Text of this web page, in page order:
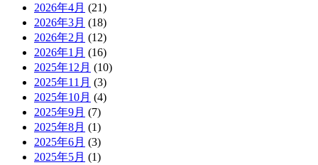
2026年4月 (21)
2026年3月 (18)
2026年2月 (12)
2026年1月 (16)
2025年12月 (10)
2025年11月 (3)
2025年10月 (4)
2025年9月 (7)
2025年8月 (1)
2025年6月 (3)
2025年5月 (1)